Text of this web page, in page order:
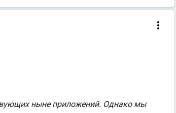
ныне приложений. Однако мы